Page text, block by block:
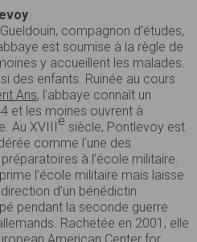
compagnon d’études,
est soumise à la règle de
y accueillent les malades.
des enfants. Ruinée au cours
Ans, l’abbaye connaît un
et les moines ouvrent à
Au XVIII e siècle, Pontlevoy est
comme l’une des
à l’école militaire.
l’école militaire mais laisse
d’un bénédictin
pendant la seconde guerre
Rachetée en 2001, elle